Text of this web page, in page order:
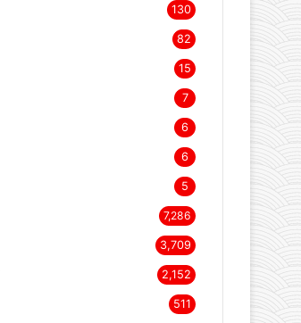
1,364
1,207
721
283
130
82
15
7
6
6
5